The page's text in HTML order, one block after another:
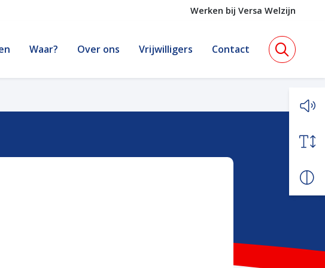
Werken bij Versa Welzijn
Waar? Over ons Vrijwilligers Contact